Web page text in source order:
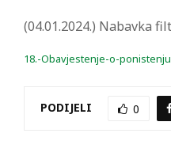
(04.01.2024.) Nabavka
18.-Obavjestenje-o-
PODIJELI 0